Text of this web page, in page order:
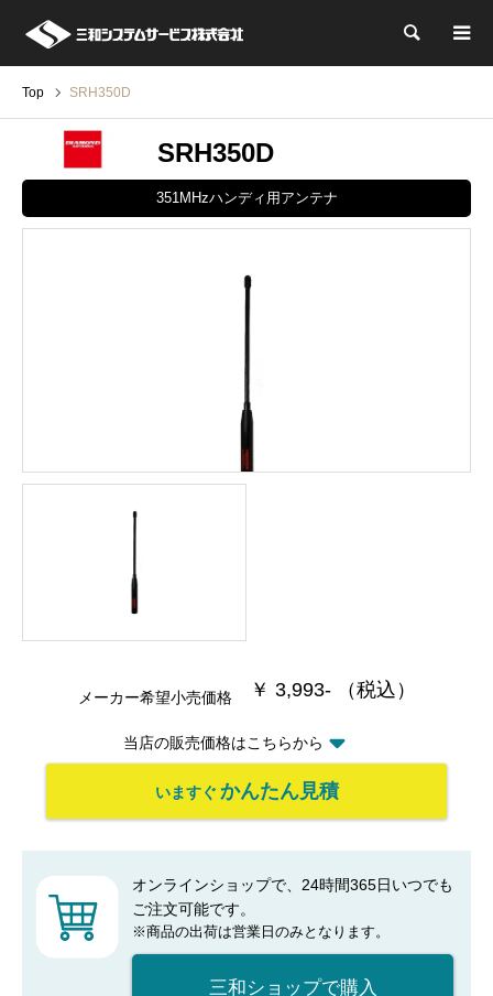
検索
Top SRH350D
SRH350D
351MHzハンディ用アンテナ
メーカー希望小売価格 ￥ 3,993- （税込）
当店の販売価格はこちらから
いますぐ かんたん見積
オンラインショップで、24時間365日いつでも
ご注文可能です。
※商品の出荷は営業日のみとなります。
三和ショップで購入